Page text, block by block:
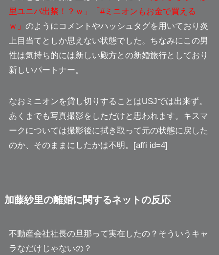
里ユニバ出禁！？ｗ」「#ミニオンもお金で買える
ｗ」 のようにコメントやハッシュタグを用いており 炎
上目当てとしか思えない状態でした。ちなみにこの男
性は気持ち的には新しい殿方との新婚旅行としており
新しいパートナー。
なお ミニオンを貸し切りすることはUSJでは出来ず。
あくまでも写真撮影をしただけと思われます。キスマ
ークについては撮影後に拭き取って元の状態に戻した
のか、そのままにしたかは不明。[affi id=4]
加藤紗里の離婚に関するネットの反応
不動産会社社長の旦那って実在したの？ そういうキャ
ラなだけじゃないの？